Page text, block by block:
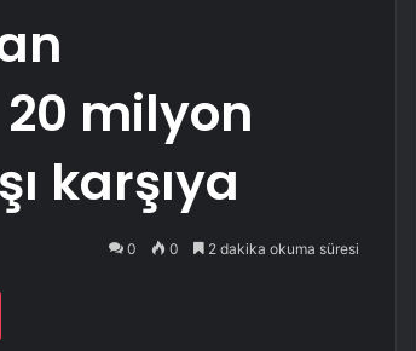
20 milyon
karşıya
0 0 2 dakika okuma süresi
Pocket